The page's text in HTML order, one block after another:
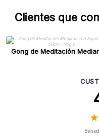
Clientes que
Gong de Meditación
★
★